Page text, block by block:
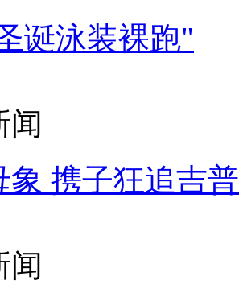
诞泳装裸跑"
闻
象 携子狂追吉
闻